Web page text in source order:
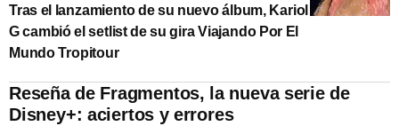
Tras el lanzamiento de su nuevo álbum, Kariol
G cambió el setlist de su gira Viajando Por El
Mundo Tropitour
Reseña de Fragmentos, la nueva serie de
Disney+: aciertos y errores